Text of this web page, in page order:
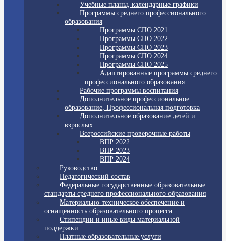
Учебные планы, календарные графики
Программы среднего профессионального
образования
Программы СПО 2021
Программы СПО 2022
Программы СПО 2023
Программы СПО 2024
Программы СПО 2025
Адаптированные программы среднего
профессионального образования
Рабочие программы воспитания
Дополнительное профессиональное
образование, Профессиональная подготовка
Дополнительное образование детей и
взрослых
Всероссийские проверочные работы
ВПР 2022
ВПР 2023
ВПР 2024
Руководство
Педагогический состав
Федеральные государственные образовательные
стандарты среднего профессионального образования
Материально-техническое обеспечение и
оснащенность образовательного процесса
Стипендии и иные виды материальной
поддержки
Платные образовательные услуги